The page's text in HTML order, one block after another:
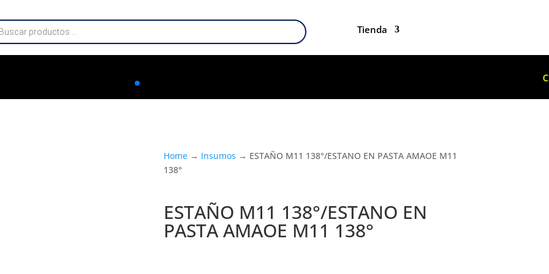
Tienda
Home→ Insumos → ESTAÑO M11 138°/ESTANO EN PASTA AMAOE M11
138°
ESTAÑO M11 138°/ESTANO EN
PASTA AMAOE M11 138°